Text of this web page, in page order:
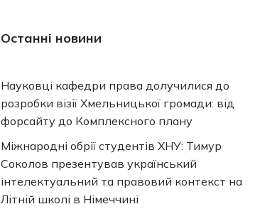
Останні новини
Науковці кафедри права долучилися до
розробки візії Хмельницької громади: від
форсайту до Комплексного плану
Міжнародні обрії студентів ХНУ: Тимур
Соколов презентував український
інтелектуальний та правовий контекст на
Літній школі в Німеччині